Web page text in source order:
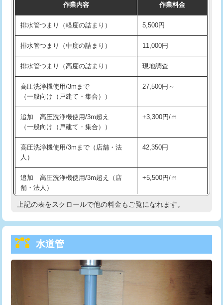
現場見積
※給水管工事は20mmまでの価格です。
持込商品取付（混合水栓） 16,500円
持込商品取付（浄水器・分岐水栓） 16,500円
給水管工事※（ホール加工) 16,500円
給水管工事※（バンド止め) 3,300円
給水管工事※（支持金具設置)
給水管工事※（保温材使用（バンド止
め込み）)
5,500円
給水管工事※（土の掘削・埋め戻し作
業)
11,000円
給水管工事※（塩ビ管（VP・HI）使
用/3ｍまで)
33,000円
給水管工事※（塩ビ管（VP・HI）使
+8,800円
給水管工事※（ライニング鋼管・銅
管・ポリ管・HT管使用/3ｍまで)
給水管工事※（ライニング鋼管・銅
管・ポリ管・HT管使用/3ｍ超え)
排水管工事（土の掘削・埋め戻し作
11,000円~
作業内容 作業料金
排水管つまり（軽度の詰まり） 5,500円
排水管つまり（中度の詰まり） 11,000円
排水管つまり（高度の詰まり） 現地調査
高圧洗浄機使用/3mまで
（一般向け（戸建て・集合））
27,500円～
追加 高圧洗浄機使用/3m超え
（一般向け（戸建て・集合））
+3,300円/ｍ
高圧洗浄機使用/3mまで（店舗・法
人）
42,350円
追加 高圧洗浄機使用/3m超え（店
舗・法人）
+5,500円/ｍ
高度高圧洗浄換 現地調査
トーラー機使用/3mまで
追加トーラー機使用/3m超え
33,000円
上記の表をスクロールで他の料金もご覧になれます。
水道管